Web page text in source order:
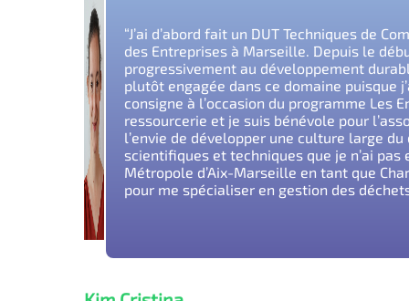
“J’ai d’abord fait un DUT Techniques de
des Entreprises à Marseille. Depuis le
progressivement au développement
plutôt engagée dans ce domaine puisque
consigne à l’occasion du programme Les
ressourcerie et je suis bénévole pour
l’envie de développer une culture large
scientifiques et techniques que je n’ai
Métropole d’Aix-Marseille en tant que
pour me spécialiser en gestion des